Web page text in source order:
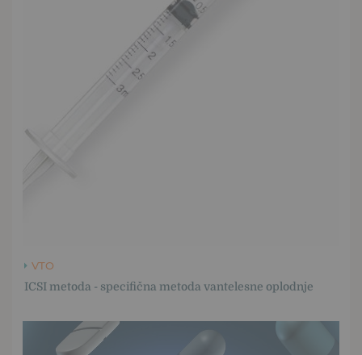
VTO
ICSI metoda - specifična metoda vantelesne oplodnje